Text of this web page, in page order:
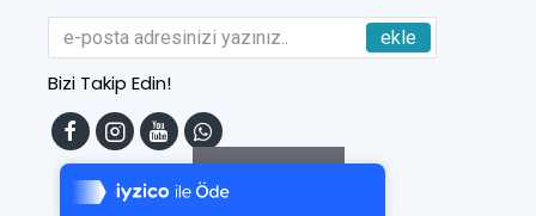
Tek Tıkla Ödeme Kolaylığı
7/24 Canlı Destek
%100 Sorunsuz Alışveriş
ekle
Bizi Takip Edin!
Filtreleme